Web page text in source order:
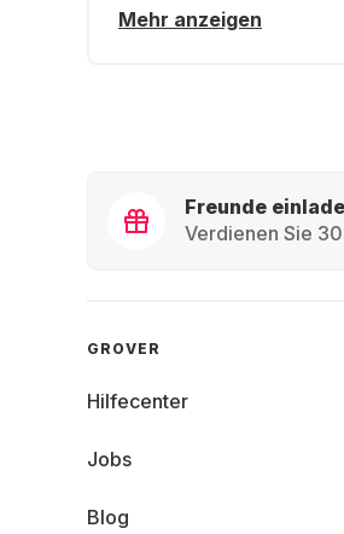
Mehr anzeigen
Freunde
Verdienen Sie
GROVER
Hilfecenter
Jobs
Blog